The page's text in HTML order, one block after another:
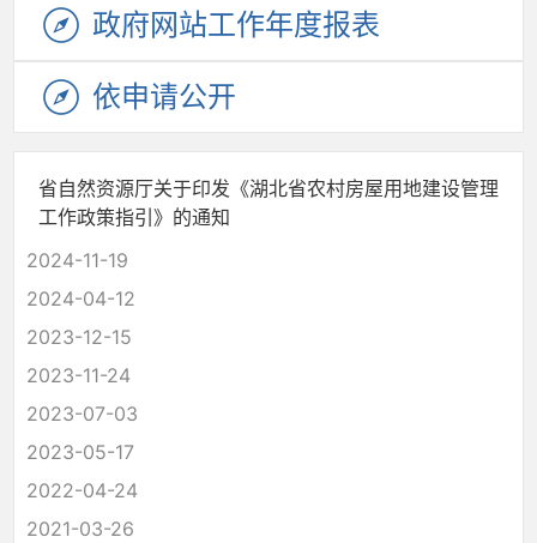
政府网站工作年度报表
依申请公开
省自然资源厅关于印发《湖北省农村房屋用地建设管理
工作政策指引》的通知
2024-11-19
2024-04-12
2023-12-15
2023-11-24
2023-07-03
2023-05-17
2022-04-24
2021-03-26